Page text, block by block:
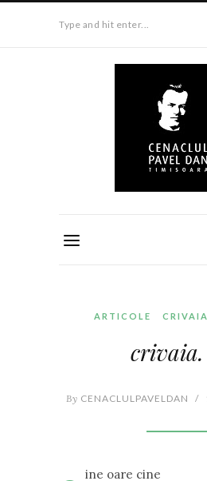
Type and hit enter...
ARTICOLE CRIVAIA
crivaia.
By CENACLULPAVELDAN /
ine oare cine